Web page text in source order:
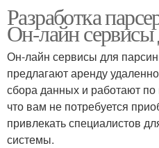
Разработка
Он-лайн сервисы
Он-лайн сервисы для
предлагают аренду
сбора данных и работают
что вам не потребуется
привлекать специалистов
системы.